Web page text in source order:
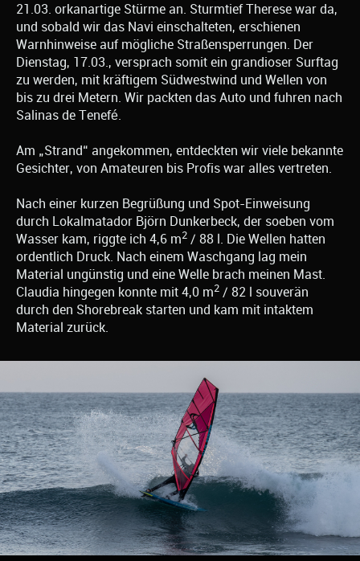
21.03. orkanartige Stürme an. Sturmtief Therese war da,
und sobald wir das Navi einschalteten, erschienen
Warnhinweise auf mögliche Straßensperrungen. Der
Dienstag, 17.03., versprach somit ein grandioser Surftag
zu werden, mit kräftigem Südwestwind und Wellen von
bis zu drei Metern. Wir packten das Auto und fuhren nach
Salinas de Tenefé.
Am „Strand“ angekommen, entdeckten wir viele bekannte
Gesichter, von Amateuren bis Profis war alles vertreten.
Nach einer kurzen Begrüßung und Spot-Einweisung
durch Lokalmatador Björn Dunkerbeck, der soeben vom
Wasser kam, riggte ich 4,6 m2 / 88 l. Die Wellen hatten
ordentlich Druck. Nach einem Waschgang lag mein
Material ungünstig und eine Welle brach meinen Mast.
Claudia hingegen konnte mit 4,0 m2 / 82 l souverän
durch den Shorebreak starten und kam mit intaktem
Material zurück.